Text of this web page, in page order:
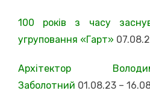
100 років з часу
угруповання «Гарт»
Архітектор
Заболотний 01.08.23 –